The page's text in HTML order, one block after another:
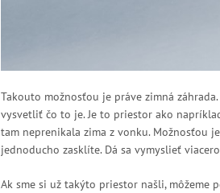
Takouto možnosťou je práve zimná
vysvetliť čo to je. Je to priestor ako
tam neprenikala zima z vonku. Možnosťou
jednoducho zasklíte. Dá sa vymyslieť
Ak sme si už takýto priestor našli, môžeme